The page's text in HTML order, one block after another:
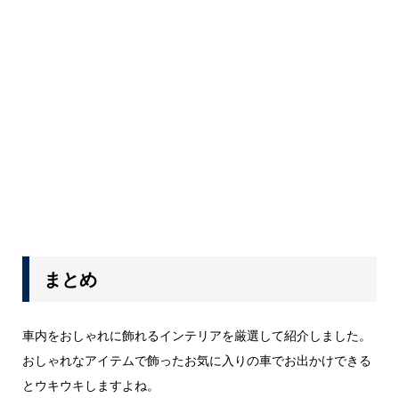
まとめ
車内をおしゃれに飾れるインテリアを厳選して紹介しました。
おしゃれなアイテムで飾ったお気に入りの車でお出かけできる
とウキウキしますよね。